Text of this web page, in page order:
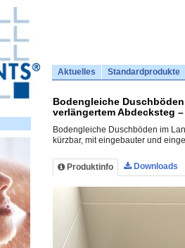
Aktuelles Standardprodukte
Bodengleiche
verlängertem Abdecksteg –
Bodengleiche Duschböden im
kürzbar, mit eingebauter und
Produktinfo Downloads